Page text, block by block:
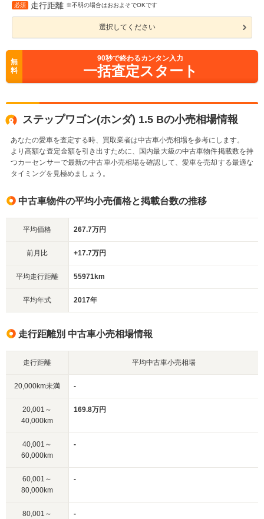
必須 走行距離 ※不明の場合はおおよそでOKです
選択してください
無
料
90秒で終わるカンタン入力
一括査定スタート
ステップワゴン(ホンダ) 1.5 Bの小売相場情報
あなたの愛車を査定する時、買取業者は中古車小売相場を参考にします。
より高額な査定金額を引き出すために、国内最大級の中古車物件掲載数を持
つカーセンサーで最新の中古車小売相場を確認して、愛車を売却する最適な
タイミングを見極めましょう。
中古車物件の平均小売価格と掲載台数の推移
平均価格 267.7万円
前月比 +17.7万円
平均走行距離 55971km
平均年式 2017年
走行距離別 中古車小売相場情報
走行距離 平均中古車小売相場
20,000km未満 -
20,001～
40,000km
169.8万円
40,001～
60,000km
-
60,001～
80,000km
-
80,001～
-